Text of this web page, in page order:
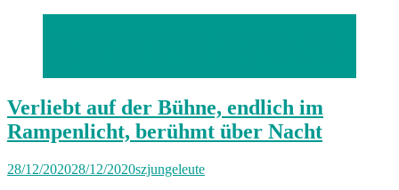
Stimmen““
Verliebt auf der Bühne, endlich im
Rampenlicht, berühmt über Nacht
28/12/202028/12/2020szjungeleute